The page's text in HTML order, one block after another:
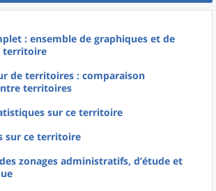
: ensemble de graphiques et de
territoire
de territoires : comparaison
territoires
sur ce territoire
sur ce territoire
zonages administratifs, d’étude et